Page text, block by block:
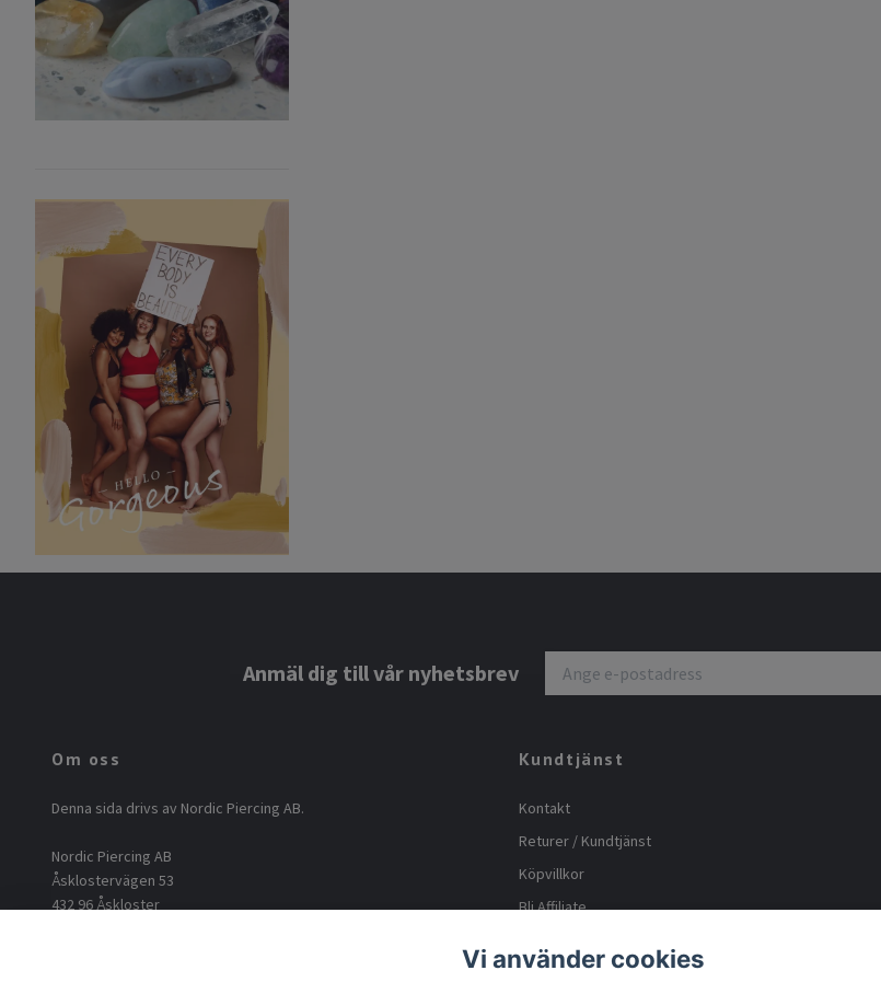
Anmäl dig till vår nyhetsbrev
Om oss
Denna sida drivs av Nordic Piercing AB.
Nordic Piercing AB
Åsklostervägen 53
432 96 Åskloster
Kundtjänst
Kontakt
Returer / Kundtjänst
Köpvillkor
Bli Affiliate
Body positive
Vi använder cookies